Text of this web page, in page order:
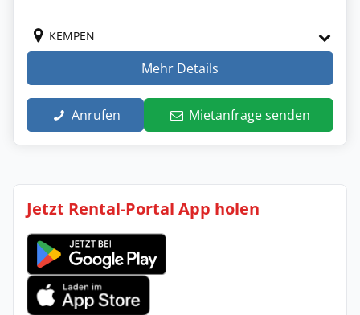
KEMPEN
Mehr Details
Anrufen Mietanfrage senden
Jetzt Rental-Portal App holen